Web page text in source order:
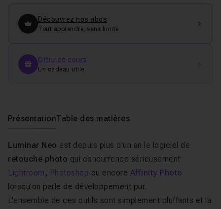
Découvrez nos abos
Tout apprendre, sans limite
Offrir ce cours
Un cadeau utile.
PrésentationTable des matières
Luminar Neo est depuis plus d'un an le logiciel de
retouche photo qui concurrence sérieusement
Lightroom , Photoshop ou encore Affinity Photo
lorsqu'on parle de développement pur.
L'ensemble de ces outils sont simplement bluffants et la